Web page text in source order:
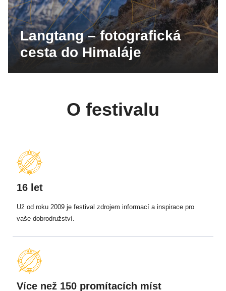
Langtang – fotografická
cesta do Himaláje
O festivalu
16 let
Už od roku 2009 je festival zdrojem informací a inspirace pro
vaše dobrodružství.
Více než 150 promítacích míst